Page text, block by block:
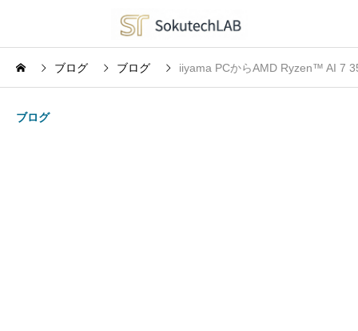
ブログ ブログ iiyama PCからAMD Ryzen™ AI 7
ブログ